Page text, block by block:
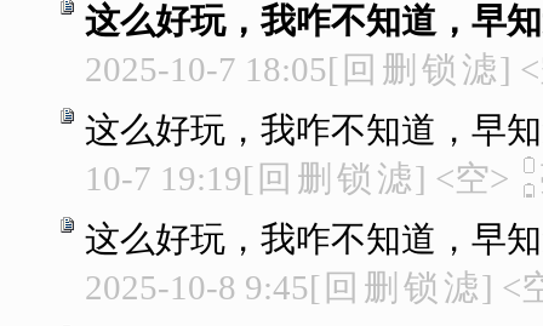
这么好玩，我咋不知道，早
2025-10-7 18:05[ 回 删 锁 滤]
这么好玩，我咋不知道，早
10-7 19:19[ 回 删 锁 滤] <空>
这么好玩，我咋不知道，早
2025-10-8 9:45[ 回 删 锁 滤] <